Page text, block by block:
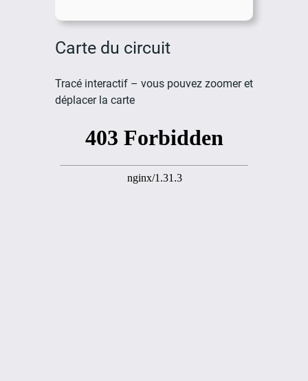
Carte du circuit
Tracé interactif – vous pouvez zoomer et
déplacer la carte